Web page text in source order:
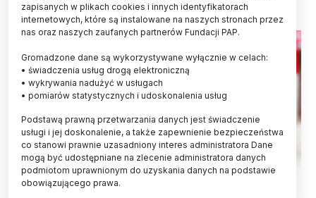
zapisanych w plikach cookies i innych identyfikatorach
internetowych, które są instalowane na naszych stronach przez
nas oraz naszych zaufanych partnerów Fundacji PAP.
Gromadzone dane są wykorzystywane wyłącznie w celach:
• świadczenia usług drogą elektroniczną
• wykrywania nadużyć w usługach
• pomiarów statystycznych i udoskonalenia usług
Podstawą prawną przetwarzania danych jest świadczenie
usługi i jej doskonalenie, a także zapewnienie bezpieczeństwa
co stanowi prawnie uzasadniony interes administratora Dane
mogą być udostępniane na zlecenie administratora danych
podmiotom uprawnionym do uzyskania danych na podstawie
obowiązującego prawa.